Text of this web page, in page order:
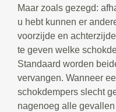
Maar zoals gezegd:
u hebt kunnen er
voorzijde en
te geven welke
Standaard worden
vervangen. Wanneer
schokdempers slecht
nagenoeg alle